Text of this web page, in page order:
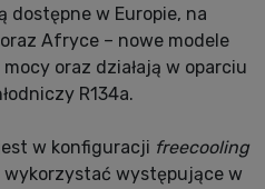
dostępne w Europie, na
Afryce – nowe modele
oraz działają w oparciu
R134a.
w konfiguracji freecooling
występujące w